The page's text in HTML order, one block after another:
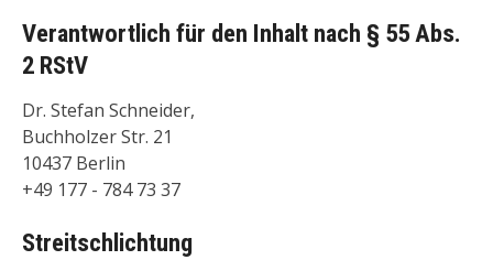
Verantwortlich für den Inhalt nach § 55 Abs.
2 RStV
Dr. Stefan Schneider,
Buchholzer Str. 21
10437 Berlin
+49 177 - 784 73 37
Streitschlichtung